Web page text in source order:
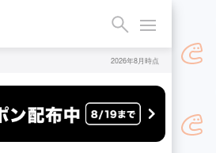
2026年8月時点